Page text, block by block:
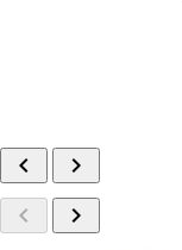



